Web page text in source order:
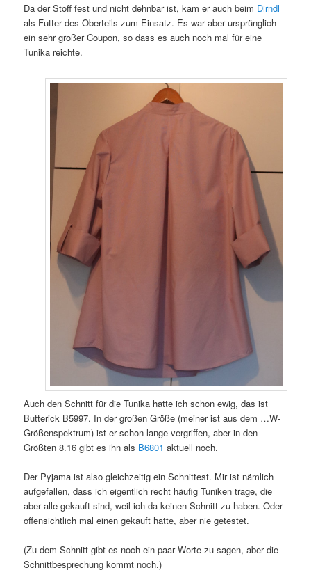
Da der Stoff fest und nicht dehnbar ist, kam er auch beim Dirndl
als Futter des Oberteils zum Einsatz. Es war aber ursprünglich
ein sehr großer Coupon, so dass es auch noch mal für eine
Tunika reichte.
Auch den Schnitt für die Tunika hatte ich schon ewig, das ist
Butterick B5997. In der großen Größe (meiner ist aus dem …W-
Größenspektrum) ist er schon lange vergriffen, aber in den
Größten 8.16 gibt es ihn als B6801 aktuell noch.
Der Pyjama ist also gleichzeitig ein Schnittest. Mir ist nämlich
aufgefallen, dass ich eigentlich recht häufig Tuniken trage, die
aber alle gekauft sind, weil ich da keinen Schnitt zu haben. Oder
offensichtlich mal einen gekauft hatte, aber nie getestet.
(Zu dem Schnitt gibt es noch ein paar Worte zu sagen, aber die
Schnittbesprechung kommt noch.)